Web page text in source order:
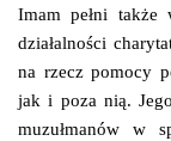
Imam pełni także
działalności
na rzecz pomocy
jak i poza nią.
muzułmanów w